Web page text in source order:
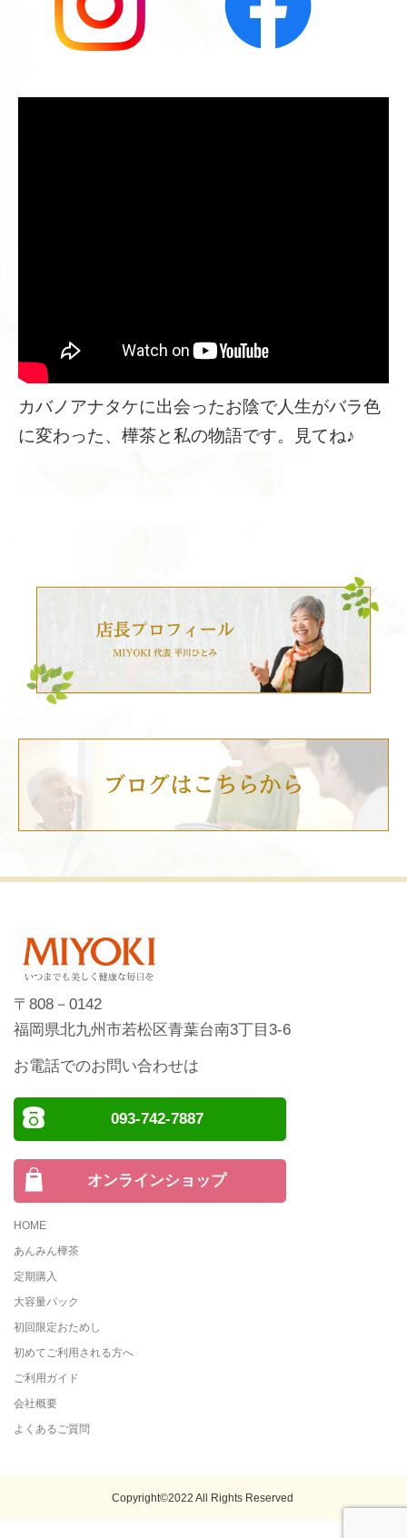
カバノアナタケに出会ったお陰で人生がバラ色
に変わった、樺茶と私の物語です。見てね♪
〒808－0142
福岡県北九州市若松区青葉台南3丁目3-6
お電話でのお問い合わせは
093-742-7887
オンラインショップ
HOME
あんみん樺茶
定期購入
大容量パック
初回限定おためし
初めてご利用される方へ
ご利用ガイド
会社概要
よくあるご質問
Copyright©2022 All Rights Reserved